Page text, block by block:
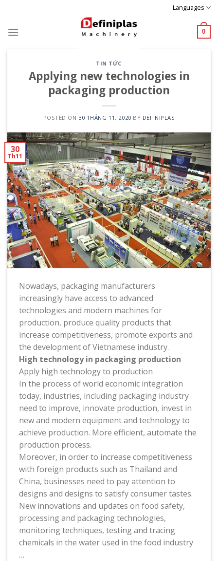
content
Languages
0
TIN TỨC
Applying new technologies in
packaging production
POSTED ON 30 THÁNG 11, 2020 BY DEFINIPLAS
30
Th11
Nowadays, packaging manufacturers
increasingly have access to advanced
technologies and modern machines for
production, produce quality products that
increase competitiveness, promote exports and
the development of Vietnamese industry.
High technology in packaging production
Apply high technology to production
In the process of world economic integration
today, industries, including packaging industry
need to improve, innovate production, invest in
new and modern equipment and technology to
achieve production. More efficient, automate the
production process.
Moreover, in order to increase competitiveness
with foreign products such as Thailand and
China, businesses need to pay attention to
designs and designs to satisfy consumer tastes.
New innovations and updates on food safety,
processing and packaging technologies,
monitoring techniques, testing and tracing
chemicals in the water used in the food industry
…